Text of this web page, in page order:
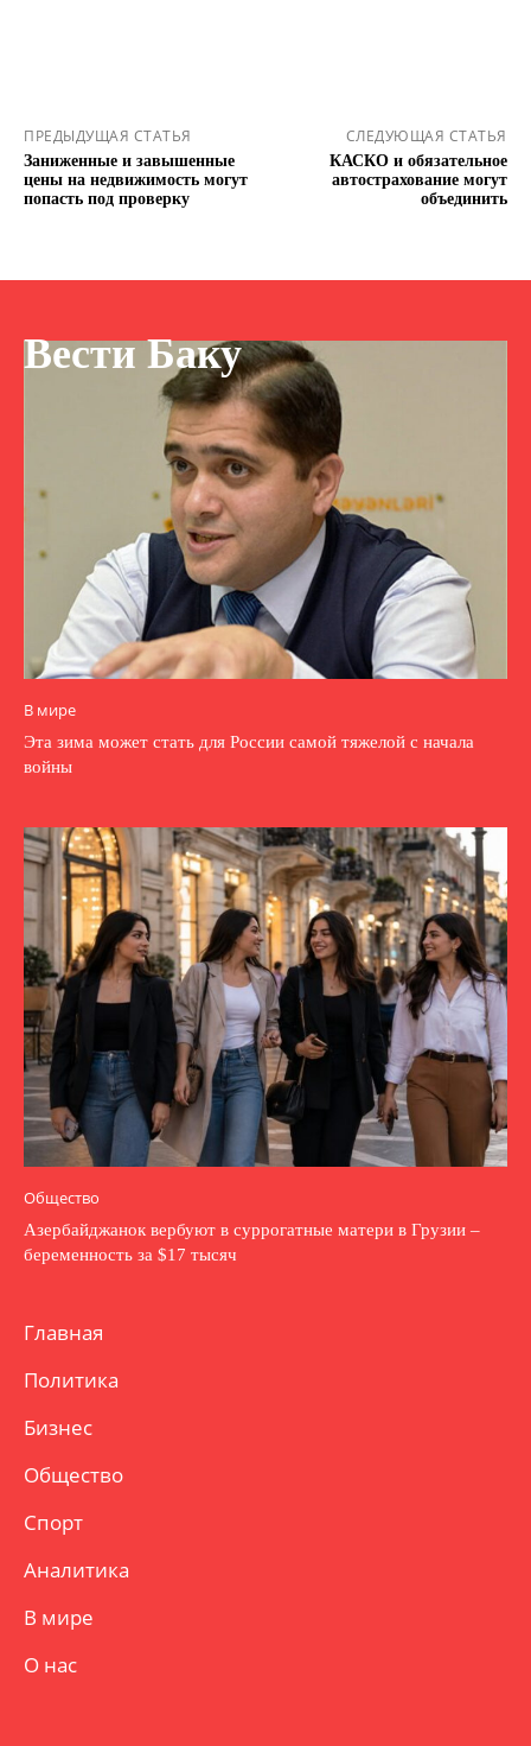
ПРЕДЫДУЩАЯ СТАТЬЯ
Заниженные и завышенные
цены на недвижимость могут
попасть под проверку
СЛЕДУЮЩАЯ СТАТЬЯ
КАСКО и обязательное
автострахование могут
объединить
Вести Баку
В мире
Эта зима может стать для России самой тяжелой с начала
войны
Общество
Азербайджанок вербуют в суррогатные матери в Грузии –
беременность за $17 тысяч
Главная
Политика
Бизнес
Общество
Спорт
Аналитика
В мире
О нас